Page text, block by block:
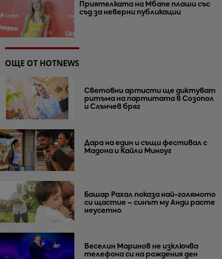
Приятелката на Мбапе плаши със
съд за неверни публикации
ОЩЕ ОТ HOTNEWS
Световни артисти ще диктуват
ритъма на партитата в Созопол
и Слънчев бряг
Дара на един и същи фестивал с
Мадона и Кайли Миноуг
Башар Рахал показа най-голямото
си щастие – синът му Анди расте
неусетно
Веселин Маринов не изключва
телефона си на рождения ден